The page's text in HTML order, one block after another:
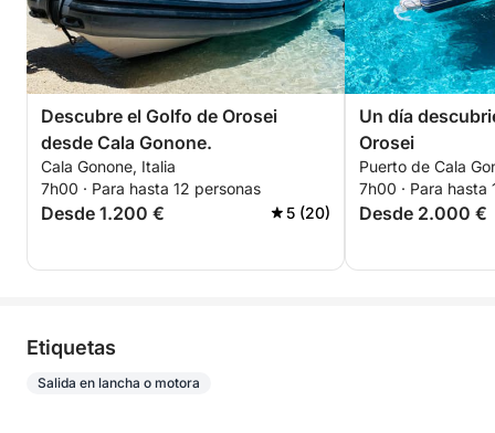
Descubre el Golfo de Orosei
desde Cala Gonone.
Cala Gonone, Italia
7h00 · Para hasta 12 personas
Desde 1.200 € 5 (20)
Un día
Orosei
Puerto de Cala
7h00 · Para hasta
Desde 2.000 €
Etiquetas
Salida en lancha o motora